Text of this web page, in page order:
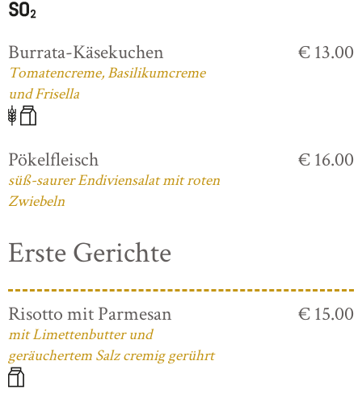
Burrata-Käsekuchen
Tomatencreme, Basilikumcreme
und Frisella
€ 13.00
Pökelfleisch
süß-saurer Endiviensalat mit roten
Zwiebeln
€ 16.00
Erste Gerichte
Risotto mit Parmesan
mit Limettenbutter und
geräuchertem Salz cremig gerührt
€ 15.00